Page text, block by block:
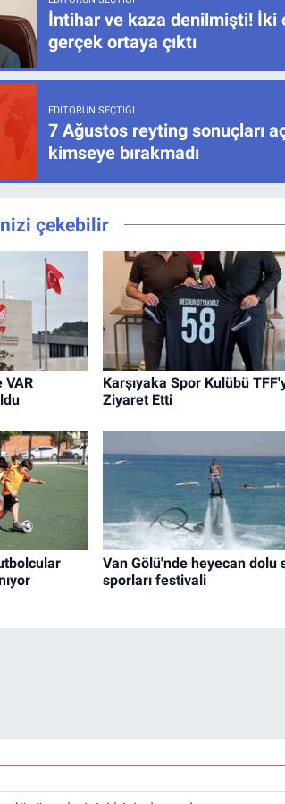
İntihar ve kaza denilmişti! İki
gerçek ortaya çıktı
EDITÖRÜN SEÇTIĞI
7 Ağustos reyting sonuçları
kimseye bırakmadı
çekebilir
VAR
Karşıyaka Spor Kulübü
Ziyaret Etti
Van Gölü'nde heyecan dolu
sporları festivali